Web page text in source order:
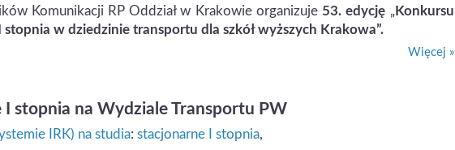
Komunikacji RP Oddział w Krakowie organizuje 53. edycję „Konkursu
w dziedzinie transportu dla szkół wyższych Krakowa”.
Więcej »
stopnia na Wydziale Transportu PW
IRK) na studia: stacjonarne I stopnia,